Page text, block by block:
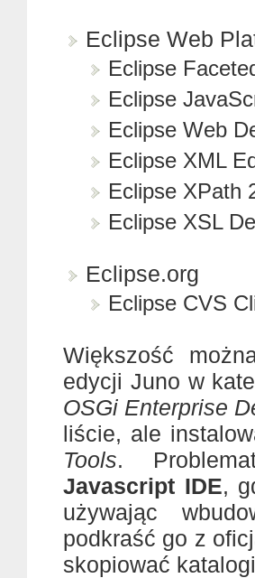
Eclipse Web
Eclipse
Eclipse
Eclipse Web
Eclipse XML
Eclipse XPath
Eclipse XSL
Eclipse.org
Eclipse CVS
Większość
edycji Juno w
OSGi Enterprise
liście, ale
Tools.
Javascript IDE,
używając
podkraść go z
skopiować